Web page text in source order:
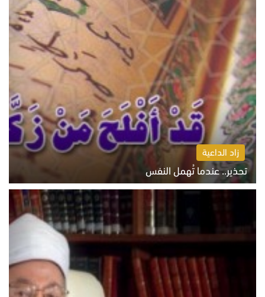
زاد الداعية
تحذير.. عندما تُهمل النفس
الاثنين 10 أغسطس 2026 11:11 ص